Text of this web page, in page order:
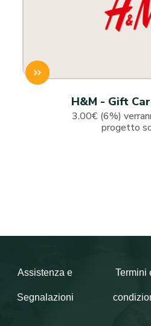
H&M - Gift
3.00€ (6%)
progetto
Assistenza e
Segnalazioni
Termini